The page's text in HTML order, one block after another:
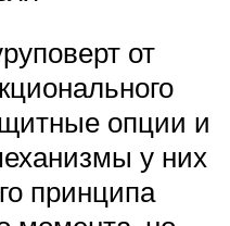
от
опции и
у них
принципа